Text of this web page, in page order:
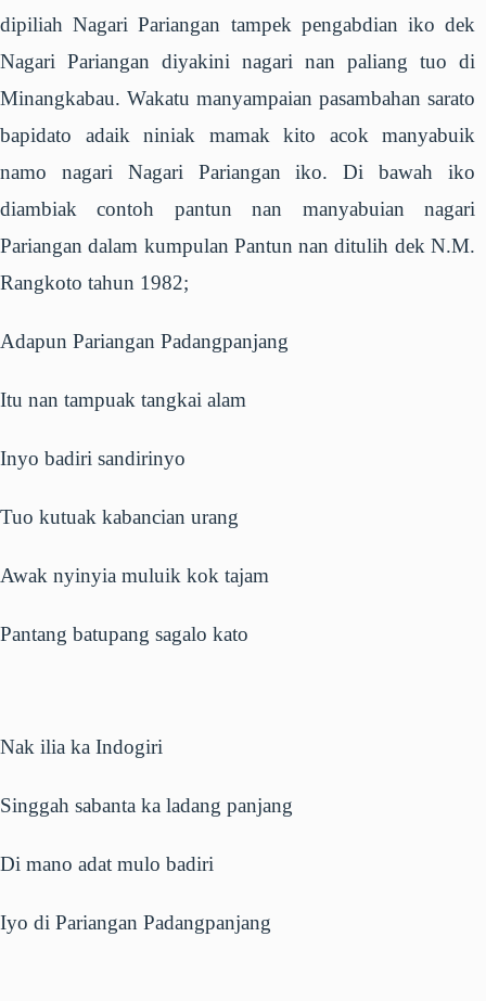
dipiliah Nagari Pariangan tampek pengabdian iko dek
Nagari Pariangan diyakini nagari nan paliang tuo di
Minangkabau. Wakatu manyampaian pasambahan sarato
bapidato adaik niniak mamak kito acok manyabuik
namo nagari Nagari Pariangan iko. Di bawah iko
diambiak contoh pantun nan manyabuian nagari
Pariangan dalam kumpulan Pantun nan ditulih dek N.M.
Rangkoto tahun 1982;
Adapun Pariangan Padangpanjang
Itu nan tampuak tangkai alam
Inyo badiri sandirinyo
Tuo kutuak kabancian urang
Awak nyinyia muluik kok tajam
Pantang batupang sagalo kato
Nak ilia ka Indogiri
Singgah sabanta ka ladang panjang
Di mano adat mulo badiri
Iyo di Pariangan Padangpanjang